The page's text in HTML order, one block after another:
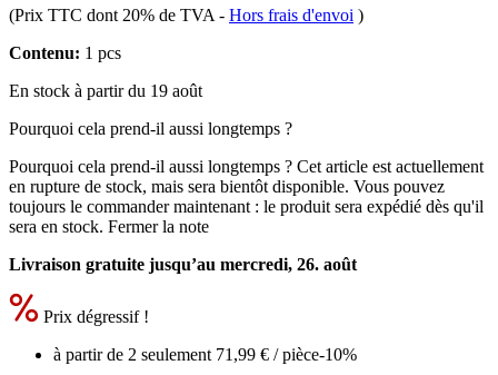
(Prix TTC dont 20% de TVA - Hors frais d'envoi )
Contenu: 1 pcs
En stock à partir du 19 août
Pourquoi cela prend-il aussi longtemps ?
Pourquoi cela prend-il aussi longtemps ? Cet article est actuellement
en rupture de stock, mais sera bientôt disponible. Vous pouvez
toujours le commander maintenant : le produit sera expédié dès qu'il
sera en stock. Fermer la note
Livraison gratuite jusqu’au mercredi, 26. août
Prix dégressif !
à partir de 2 seulement 71,99 € / pièce-10%